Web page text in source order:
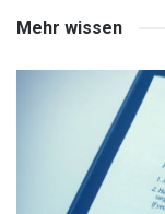
Mehr wissen